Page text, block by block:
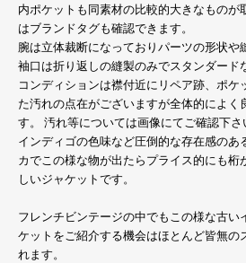
内ポケットも同素材の比較的大きなものが
はブランドタグも確認できます。
腕は立体裁断になっておりパーツの形状や
袖口は折り返しの縫製のみでスタンダード
コンディションは襟付近にリペア跡、ポケ
た汚れの点在がございますが全体的によく
す。 汚れ等については画像にてご確認下さ
インディゴの色味など圧倒的な存在感のあ
カでこの様な物が出たらプライス的にも桁
しいジャケットです。
フレンチビンテージの中でもこの様な古い
ケットをご紹介する機会はほとんど皆無の
れます。